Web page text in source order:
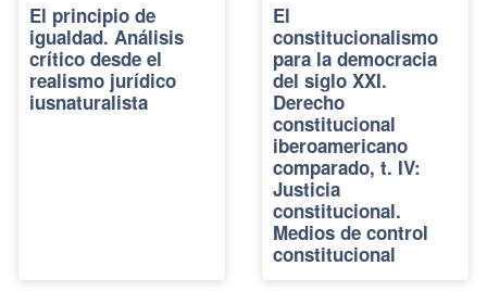
El principio de
igualdad. Análisis
crítico desde el
realismo jurídico
iusnaturalista
El
constitucionalismo
para la democracia
del siglo XXI.
Derecho
constitucional
iberoamericano
comparado, t. IV:
Justicia
constitucional.
Medios de control
constitucional